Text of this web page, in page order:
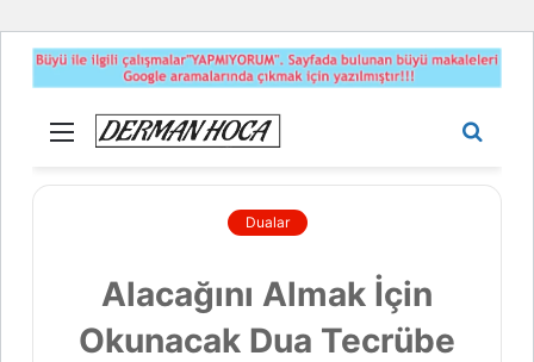
Menü
Dualar
Alacağını Almak İçin
Okunacak Dua Tecrübe